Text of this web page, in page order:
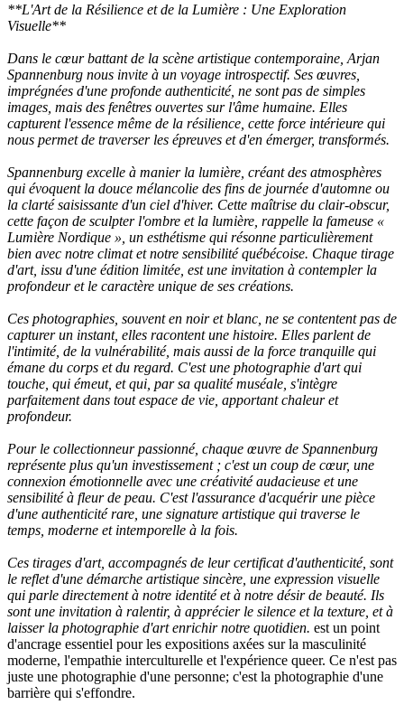
**L'Art de la Résilience et de la Lumière : Une Exploration
Visuelle**
Dans le cœur battant de la scène artistique contemporaine, Arjan
Spannenburg nous invite à un voyage introspectif. Ses œuvres,
imprégnées d'une profonde authenticité, ne sont pas de simples
images, mais des fenêtres ouvertes sur l'âme humaine. Elles
capturent l'essence même de la résilience, cette force intérieure qui
nous permet de traverser les épreuves et d'en émerger, transformés.
Spannenburg excelle à manier la lumière, créant des atmosphères
qui évoquent la douce mélancolie des fins de journée d'automne ou
la clarté saisissante d'un ciel d'hiver. Cette maîtrise du clair-obscur,
cette façon de sculpter l'ombre et la lumière, rappelle la fameuse «
Lumière Nordique », un esthétisme qui résonne particulièrement
bien avec notre climat et notre sensibilité québécoise. Chaque tirage
d'art, issu d'une édition limitée, est une invitation à contempler la
profondeur et le caractère unique de ses créations.
Ces photographies, souvent en noir et blanc, ne se contentent pas de
capturer un instant, elles racontent une histoire. Elles parlent de
l'intimité, de la vulnérabilité, mais aussi de la force tranquille qui
émane du corps et du regard. C'est une photographie d'art qui
touche, qui émeut, et qui, par sa qualité muséale, s'intègre
parfaitement dans tout espace de vie, apportant chaleur et
profondeur.
Pour le collectionneur passionné, chaque œuvre de Spannenburg
représente plus qu'un investissement ; c'est un coup de cœur, une
connexion émotionnelle avec une créativité audacieuse et une
sensibilité à fleur de peau. C'est l'assurance d'acquérir une pièce
d'une authenticité rare, une signature artistique qui traverse le
temps, moderne et intemporelle à la fois.
Ces tirages d'art, accompagnés de leur certificat d'authenticité, sont
le reflet d'une démarche artistique sincère, une expression visuelle
qui parle directement à notre identité et à notre désir de beauté. Ils
sont une invitation à ralentir, à apprécier le silence et la texture, et à
laisser la photographie d'art enrichir notre quotidien. est un point
d'ancrage essentiel pour les expositions axées sur la masculinité
moderne, l'empathie interculturelle et l'expérience queer. Ce n'est pas
juste une photographie d'une personne; c'est la photographie d'une
barrière qui s'effondre.